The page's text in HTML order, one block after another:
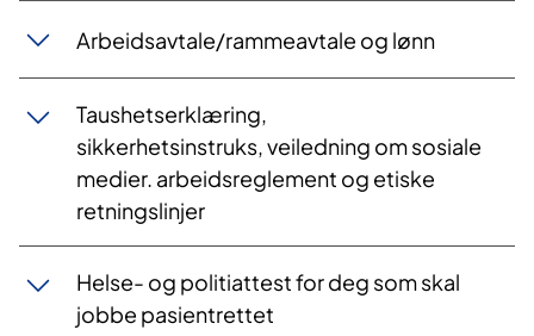
Arbeidsavtale/rammeavtale og lønn
Taushetserklæring,
sikkerhetsinstruks, veiledning om sosiale
medier. arbeidsreglement og etiske
retningslinjer
Helse- og politiattest for deg som skal
jobbe pasientrettet